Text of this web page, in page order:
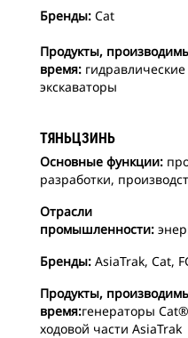
Бренды: Cat
Продукты,
время:
экскаваторы
ТЯНЬЦЗИНЬ
Основные функции:
разработки,
Отрасли
промышленности:
Бренды: AsiaTrak, Cat,
Продукты,
время:генераторы
ходовой части AsiaTrak